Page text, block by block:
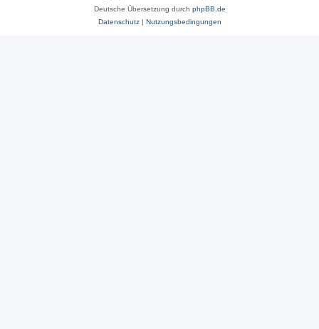
Deutsche Übersetzung durch phpBB.de
Datenschutz| Nutzungsbedingungen